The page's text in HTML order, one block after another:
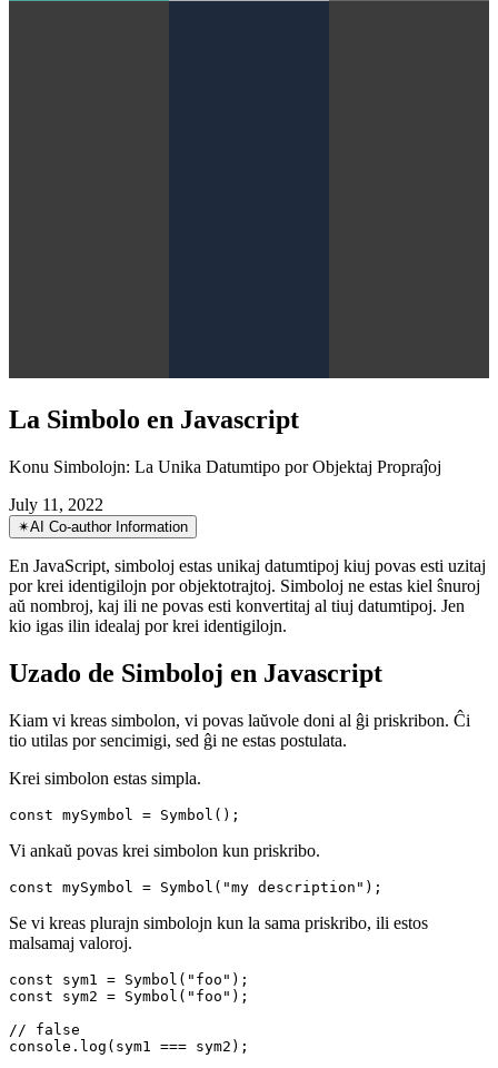
La Simbolo en Javascript
Konu Simbolojn: La Unika Datumtipo por Objektaj Propraĵoj
July 11, 2022
✴︎AI Co-author Information
En JavaScript, simboloj estas unikaj datumtipoj kiuj povas esti uzitaj
aŭ nombroj, kaj ili ne povas esti konvertitaj al tiuj datumtipoj. Jen
kio igas ilin idealaj por krei identigilojn.
Uzado de Simboloj en Javascript
Kiam vi kreas simbolon, vi povas laŭvole doni al ĝi priskribon. Ĉi
Krei simbolon estas simpla.
Vi ankaŭ povas krei simbolon kun priskribo.
Se vi kreas plurajn simbolojn kun la sama priskribo, ili estos
malsamaj valoroj.
const sym1 = Symbol("foo");
const sym2 = Symbol("foo");